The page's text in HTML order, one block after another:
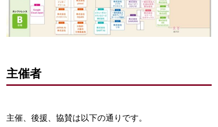
主催者
主催、後援、協賛は以下の通りです。